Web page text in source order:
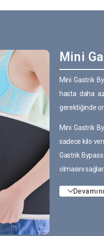
Mini
Mini Gastrik
hasta daha
gerektiğinde
Mini Gastrik
sadece kilo
Gastrik
olmasını sağlar.